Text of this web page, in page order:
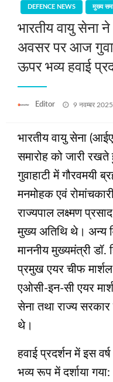
DEFENCE NEWS मुख्य
भारतीय वायु सेना
अवसर पर आज
ऊपर भव्य हवाई
Editor
Posted
9 नवम्बर 2025
भारतीय वायु सेना
समारोह को जारी
गुवाहाटी में गौरवमयी
मनमोहक एवं
राज्यपाल लक्ष्मण
मुख्य अतिथि थे। अन्य
माननीय मुख्यमंत्री डॉ.
प्रमुख एयर चीफ मार्शल
एओसी-इन-सी एयर
सेना तथा राज्य
थे।
हवाई प्रदर्शन में इस
भव्य रूप में दर्शाया